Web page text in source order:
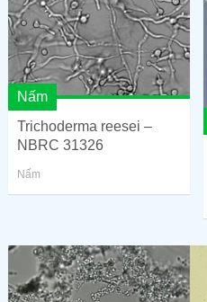
Nấm
Trichoderma reesei –
NBRC 31326
Nấm